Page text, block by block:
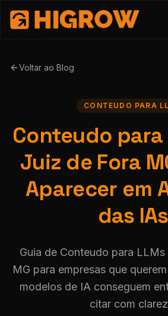
Voltar ao Blog
CONTEUDO PARA
Conteudo para
Juiz de Fora
Aparecer em
das IAs
Guia de Conteudo para
MG para empresas que
modelos de IA conseguem
citar com